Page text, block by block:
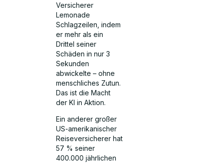
Versicherer
Lemonade
Schlagzeilen, indem
er mehr als ein
Drittel seiner
Schäden in nur 3
Sekunden
abwickelte – ohne
menschliches Zutun.
Das ist die Macht
der KI in Aktion.
Ein anderer großer
US-amerikanischer
Reiseversicherer hat
57 % seiner
400.000 jährlichen